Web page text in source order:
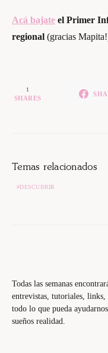
Acá bajate el Primer
regional (gracias
1
SHARES
Temas relacionados
DESCUBRIR
Todas las semanas
entrevistas, tutoriales, links,
todo lo que pueda
sueños realidad.